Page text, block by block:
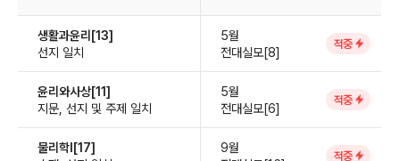
생활과윤리[13]
선지 일치
5월
전대실모[8]
적중
윤리와사상[11]
지문, 선지 및 주제 일치
5월
전대실모[6]
적중
물리학Ⅰ[17]
9월
적중